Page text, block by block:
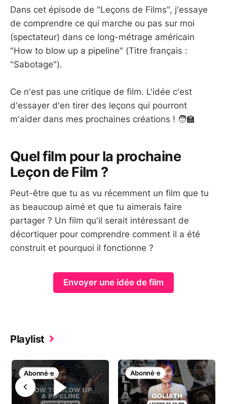
Dans cet épisode de "Leçons de Films", j'essaye
de comprendre ce qui marche ou pas sur moi
(spectateur) dans ce long-métrage américain
"How to blow up a pipeline" (Titre français :
"Sabotage").
Ce n'est pas une critique de film. L'idée c'est
d'essayer d'en tirer des leçons qui pourront
m'aider dans mes prochaines créations ! 🧑‍🏫
Quel film pour la prochaine
Leçon de Film ?
Peut-être que tu as vu récemment un film que tu
as beaucoup aimé et que tu aimerais faire
partager ? Un film qu'il serait intéressant de
décortiquer pour comprendre comment il a été
construit et pourquoi il fonctionne ?
Envoyer une idée de film
Playlist
Abonné⸱e Abonné⸱e